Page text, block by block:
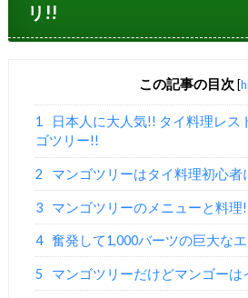
リ!!
この記事の目次 [
1
日本人に大人気!! タイ料理レス
ゴツリー!!
2 マンゴツリーはタイ料理初心者
3 マンゴツリーのメニューと料理
4 奮発して1,000バーツの巨大な
5 マンゴツリーだけどマンゴーは